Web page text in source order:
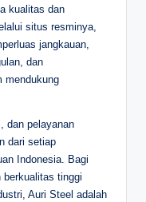
kualitas dan
situs resminya,
jangkauan,
dan
mendukung
dan pelayanan
dari setiap
Indonesia. Bagi
tinggi
Auri Steel adalah